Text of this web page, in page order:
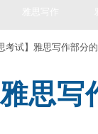
考试】雅思写作部分
雅思